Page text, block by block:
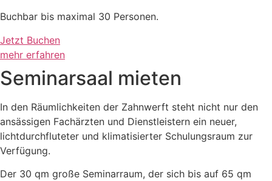
Buchbar bis maximal 30 Personen.
Jetzt Buchen
mehr erfahren
Seminarsaal mieten
In den Räumlichkeiten der Zahnwerft steht nicht nur den
ansässigen Fachärzten und Dienstleistern ein neuer,
lichtdurchfluteter und klimatisierter Schulungsraum zur
Verfügung.
Der 30 qm große Seminarraum, der sich bis auf 65 qm